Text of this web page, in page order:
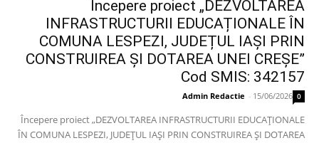
Începere proiect „DEZVOLTAREA
INFRASTRUCTURII EDUCAȚIONALE ÎN
COMUNA LESPEZI, JUDEȚUL IAȘI PRIN
CONSTRUIREA ȘI DOTAREA UNEI CREȘE”
Cod SMIS: 342157
Admin Redactie - 15/06/2026 0
Începere proiect „DEZVOLTAREA INFRASTRUCTURII EDUCAȚIONALE
ÎN COMUNA LESPEZI, JUDEȚUL IAȘI PRIN CONSTRUIREA ȘI DOTAREA